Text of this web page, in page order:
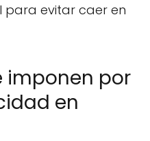
para evitar caer en
imponen por
en